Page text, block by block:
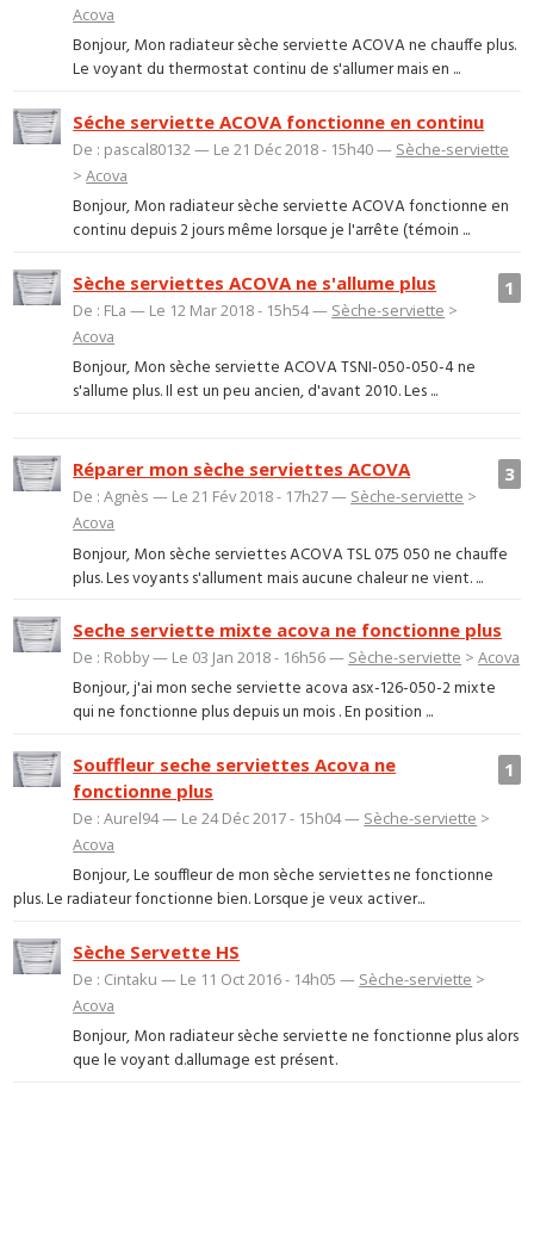
Acova
Bonjour, Mon radiateur sèche serviette ACOVA ne chauffe plus.
Le voyant du thermostat continu de s'allumer mais en ...
Séche serviette ACOVA fonctionne en continu
De : pascal80132 — Le 21 Déc 2018 - 15h40 — Sèche-serviette
>Acova
Bonjour, Mon radiateur sèche serviette ACOVA fonctionne en
continu depuis 2 jours même lorsque je l'arrête (témoin ...
1
Sèche serviettes ACOVA ne s'allume plus
De : FLa — Le 12 Mar 2018 - 15h54 — Sèche-serviette >
Acova
Bonjour, Mon sèche serviette ACOVA TSNI-050-050-4 ne
s'allume plus. Il est un peu ancien, d'avant 2010. Les ...
3
Réparer mon sèche serviettes ACOVA
De : Agnès — Le 21 Fév 2018 - 17h27 — Sèche-serviette >
Acova
Bonjour, Mon sèche serviettes ACOVA TSL 075 050 ne chauffe
plus. Les voyants s'allument mais aucune chaleur ne vient. ...
Seche serviette mixte acova ne fonctionne plus
De : Robby — Le 03 Jan 2018 - 16h56 — Sèche-serviette >Acova
Bonjour, j'ai mon seche serviette acova asx-126-050-2 mixte
qui ne fonctionne plus depuis un mois . En position ...
1
Souffleur seche serviettes Acova ne
fonctionne plus
De : Aurel94 — Le 24 Déc 2017 - 15h04 — Sèche-serviette >
Acova
Bonjour, Le souffleur de mon sèche serviettes ne fonctionne
plus. Le radiateur fonctionne bien. Lorsque je veux activer...
Sèche Servette HS
De : Cintaku — Le 11 Oct 2016 - 14h05 — Sèche-serviette >
Acova
Bonjour, Mon radiateur sèche serviette ne fonctionne plus alors
que le voyant d.allumage est présent.